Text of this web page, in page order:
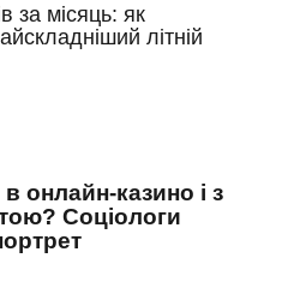
за місяць: як
літній
онлайн-казино і з
Соціологи